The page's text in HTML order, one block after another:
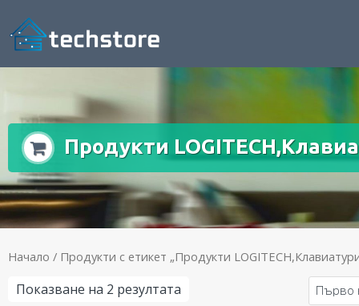
Продукти
Начало / Продукти с етикет „Продукти
Показване на 2 резултата